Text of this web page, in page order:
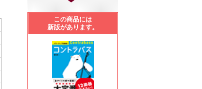
この商品には
新版があります。